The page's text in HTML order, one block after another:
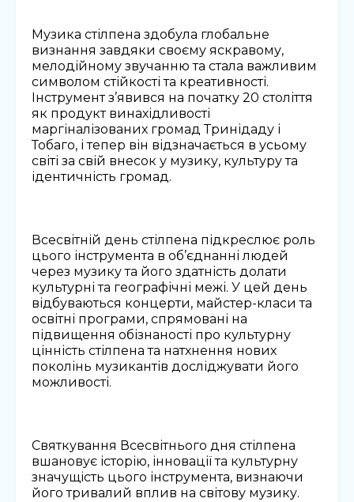
Музика стілпена здобула глобальне
визнання завдяки своєму яскравому,
мелодійному звучанню та стала важливим
символом стійкості та креативності.
Інструмент з’явився на початку 20 століття
як продукт винахідливості
маргіналізованих громад Тринідаду і
Тобаго, і тепер він відзначається в усьому
світі за свій внесок у музику, культуру та
ідентичність громад.
Всесвітній день стілпена підкреслює роль
цього інструмента в об’єднанні людей
через музику та його здатність долати
культурні та географічні межі. У цей день
відбуваються концерти, майстер-класи та
освітні програми, спрямовані на
підвищення обізнаності про культурну
цінність стілпена та натхнення нових
поколінь музикантів досліджувати його
можливості.
Святкування Всесвітнього дня стілпена
вшановує історію, інновації та культурну
значущість цього інструмента, визнаючи
його тривалий вплив на світову музику.